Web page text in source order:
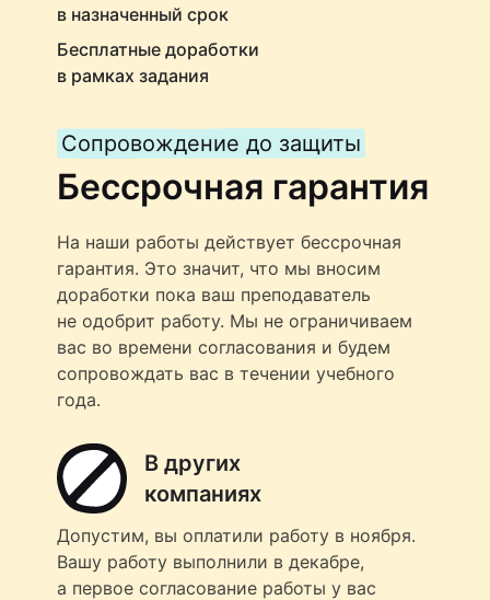
в назначенный срок
Бесплатные доработки
в рамках задания
Сопровождение до защиты
Бессрочная гарантия
На наши работы действует бессрочная
гарантия. Это значит, что мы вносим
доработки пока ваш преподаватель
не одобрит работу. Мы не ограничиваем
вас во времени согласования и будем
сопровождать вас в течении учебного
года.
В других
компаниях
Допустим, вы оплатили работу в ноября.
Вашу работу выполнили в декабре,
а первое согласование работы у вас